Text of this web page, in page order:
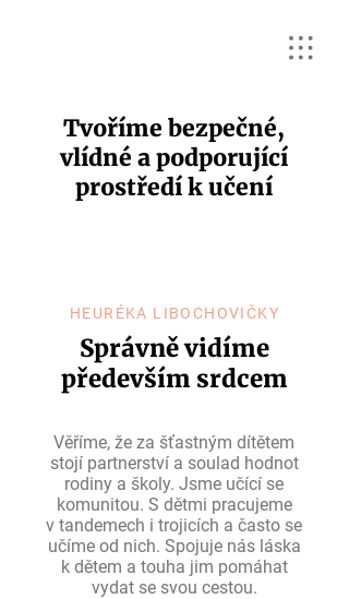
Tvoříme bezpečné,
vlídné a podporující
prostředí k učení
HEURÉKA LIBOCHOVIČKY
Správně vidíme
především srdcem
Věříme, že za šťastným dítětem
stojí partnerství a soulad hodnot
rodiny a školy. Jsme učící se
komunitou. S dětmi pracujeme
v tandemech i trojicích a často se
učíme od nich. Spojuje nás láska
k dětem a touha jim pomáhat
vydat se svou cestou.